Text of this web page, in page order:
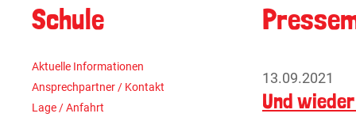
13.09.2021
Und
Navigation
überspringen
Schule
Aktuelle Informationen
Ansprechpartner / Kontakt
Lage / Anfahrt